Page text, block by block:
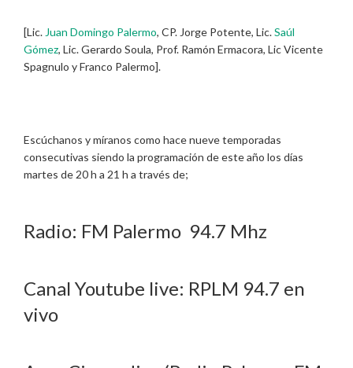
[Lic. Juan Domingo Palermo, CP. Jorge Potente, Lic.Saúl
Gómez, Lic. Gerardo Soula, Prof. Ramón Ermacora, Lic Vicente
Spagnulo y Franco Palermo].
Escúchanos y míranos como hace nueve temporadas
consecutivas siendo la programación de este año los días
martes de 20 h a 21 h a través de;
Radio: FM Palermo 94.7 Mhz
Canal Youtube live: RPLM 94.7 en
vivo